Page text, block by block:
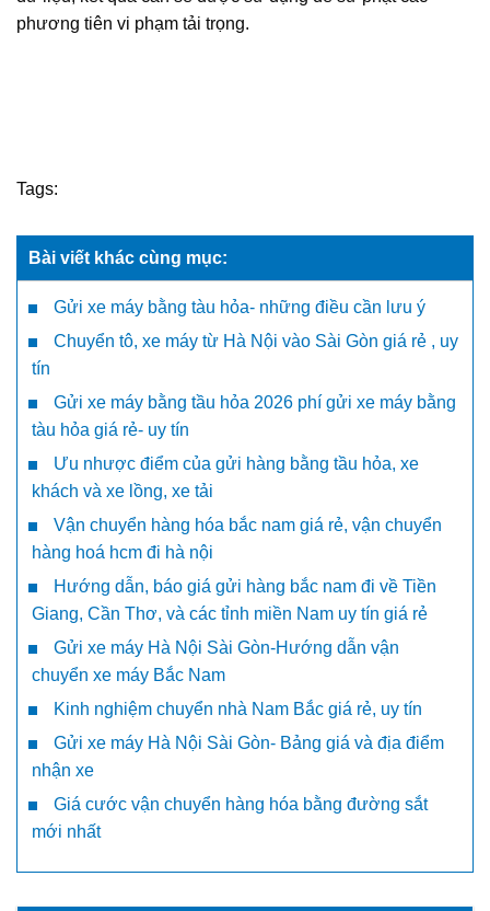
phương tiên vi phạm tải trọng.
Tags:
Bài viết khác cùng mục:
Gửi xe máy bằng tàu hỏa- những điều cần lưu ý
Chuyển tô, xe máy từ Hà Nội vào Sài Gòn giá rẻ , uy
tín
Gửi xe máy bằng tầu hỏa 2026 phí gửi xe máy bằng
tàu hỏa giá rẻ- uy tín
Ưu nhược điểm của gửi hàng bằng tầu hỏa, xe
khách và xe lồng, xe tải
Vận chuyển hàng hóa bắc nam giá rẻ, vận chuyển
hàng hoá hcm đi hà nội
Hướng dẫn, báo giá gửi hàng bắc nam đi về Tiền
Giang, Cần Thơ, và các tỉnh miền Nam uy tín giá rẻ
Gửi xe máy Hà Nội Sài Gòn-Hướng dẫn vận
chuyển xe máy Bắc Nam
Kinh nghiệm chuyển nhà Nam Bắc giá rẻ, uy tín
Gửi xe máy Hà Nội Sài Gòn- Bảng giá và địa điểm
nhận xe
Giá cước vận chuyển hàng hóa bằng đường sắt
mới nhất